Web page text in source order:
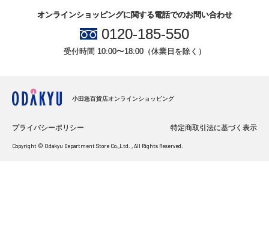
オンラインショッピングに関する電話でのお問い合わせ
0120-185-550
受付時間 10:00〜18:00（休業日を除く）
小田急百貨店オンラインショッピング
プライバシーポリシー 特定商取引法に基づく表示
Copyright © Odakyu Department Store Co.,Ltd. , All Rights Reserved.